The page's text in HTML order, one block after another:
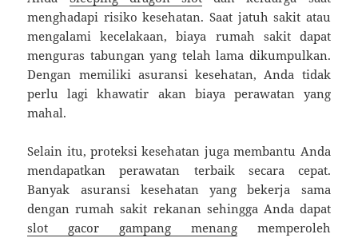
menghadapi risiko kesehatan. Saat jatuh sakit atau
mengalami kecelakaan, biaya rumah sakit dapat
menguras tabungan yang telah lama dikumpulkan.
Dengan memiliki asuransi kesehatan, Anda tidak
perlu lagi khawatir akan biaya perawatan yang
mahal.
Selain itu, proteksi kesehatan juga membantu Anda
mendapatkan perawatan terbaik secara cepat.
Banyak asuransi kesehatan yang bekerja sama
dengan rumah sakit rekanan sehingga Anda dapat
slot gacor gampang menangmemperoleh